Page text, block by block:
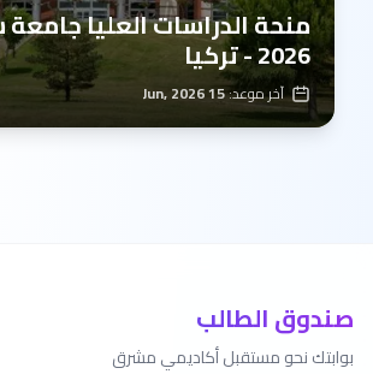
منحة الدراسات العليا
2026 - تركيا
آخر موعد:15 Jun, 2026
صندوق الطالب
بوابتك نحو مستقبل أكاديمي مشرق